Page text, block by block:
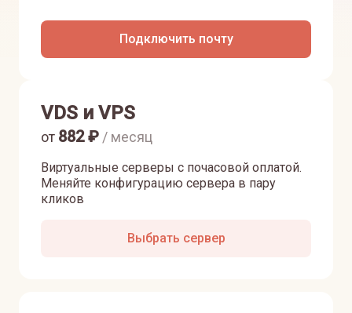
Подключить почту
VDS и VPS
Виртуальные серверы с почасовой оплатой.
Меняйте конфигурацию сервера в пару
кликов
от 882₽ / месяц
Выбрать сервер